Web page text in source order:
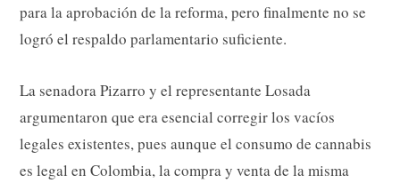
para la aprobación de la reforma, pero finalmente no se
logró el respaldo parlamentario suficiente.
La senadora Pizarro y el representante Losada
argumentaron que era esencial corregir los vacíos
legales existentes, pues aunque el consumo de cannabis
es legal en Colombia, la compra y venta de la misma